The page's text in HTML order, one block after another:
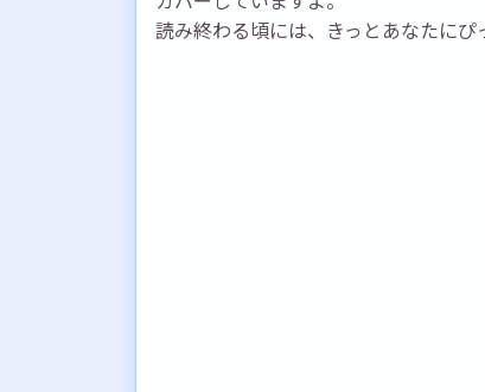
読み終わる頃には、きっとあなたにぴ